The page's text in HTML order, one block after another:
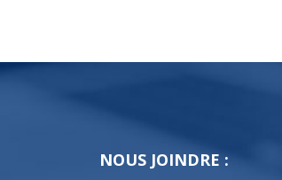
NOUS JOINDRE :